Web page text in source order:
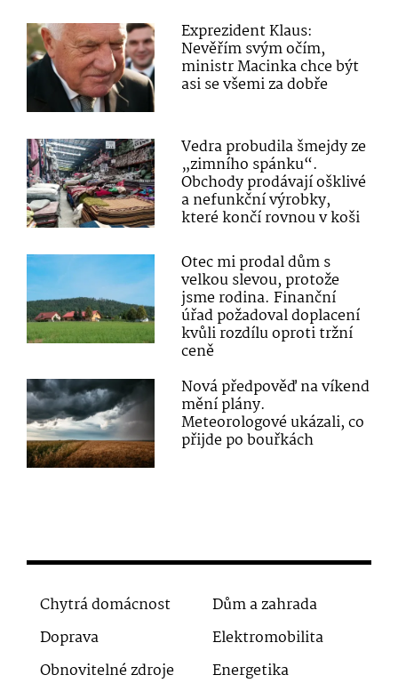
Exprezident Klaus:
Nevěřím svým očím,
ministr Macinka chce být
asi se všemi za dobře
Vedra probudila šmejdy ze
„zimního spánku“.
Obchody prodávají ošklivé
a nefunkční výrobky,
které končí rovnou v koši
Otec mi prodal dům s
velkou slevou, protože
jsme rodina. Finanční
úřad požadoval doplacení
kvůli rozdílu oproti tržní
ceně
Nová předpověď na víkend
mění plány.
Meteorologové ukázali, co
přijde po bouřkách
Chytrá domácnost
Dům a zahrada
Doprava
Elektromobilita
Obnovitelné zdroje
Energetika